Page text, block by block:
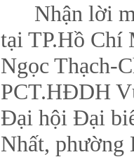
Nhận lời
tại TP.Hồ Chí
Ngọc Thạch-
PCT.HĐDH
Đại hội Đại
Nhất, phường